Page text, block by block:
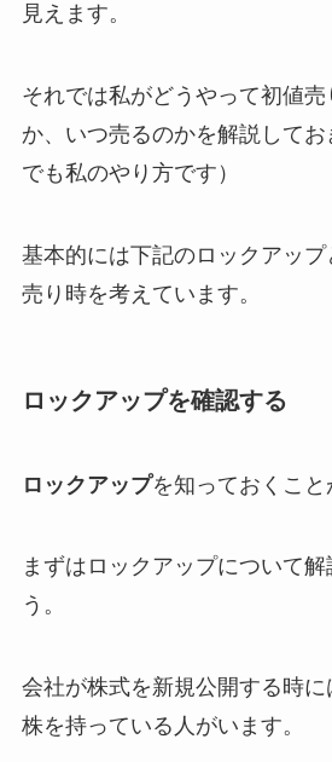
見えます。
それでは私がどうやって初値
か、いつ売るのかを解説してお
でも私のやり方です）
基本的には下記のロックアッ
売り時を考えています。
ロックアップを確認する
ロックアップを知っておくこと
まずはロックアップについて解
う。
会社が株式を新規公開する時
株を持っている人がいます。